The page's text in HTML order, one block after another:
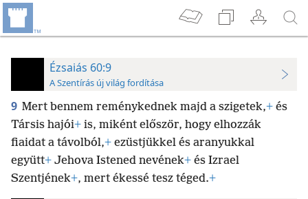
Ézsaiás 60:9
A Szentírás új világ fordítása
9 Mert bennem reménykednek majd a szigetek,+ és
Társis hajói+ is, miként először, hogy elhozzák
fiaidat a távolból,+ ezüstjükkel és aranyukkal
együtt+ Jehova Istened nevének+ és Izrael
Szentjének+, mert ékessé tesz téged.+